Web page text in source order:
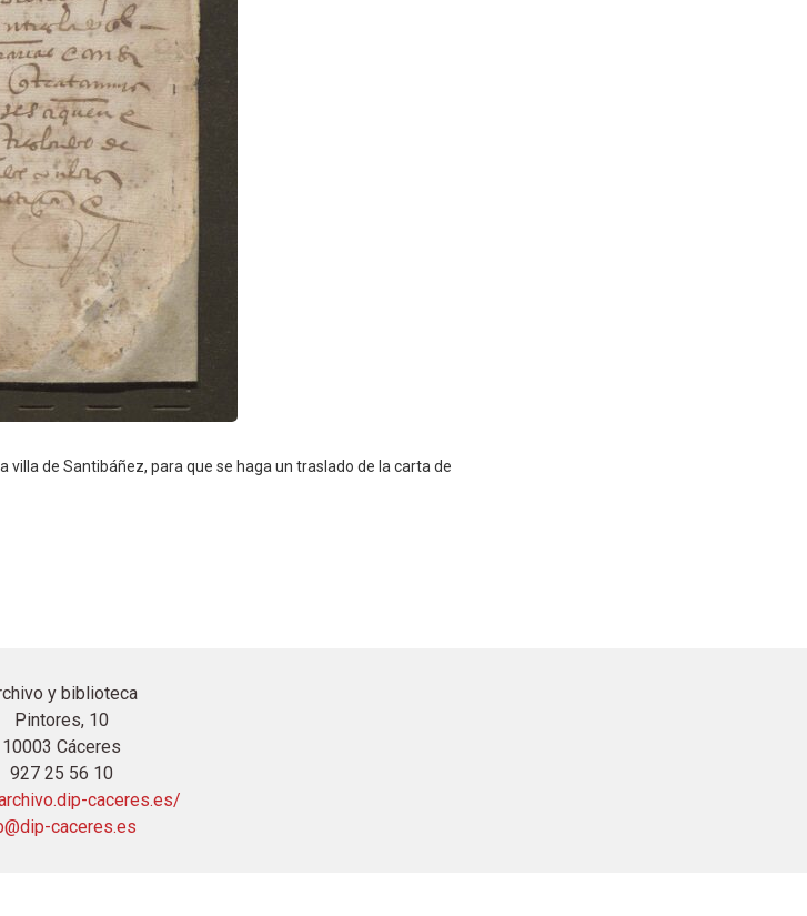
de Santibáñez, para que se haga un traslado de la carta de
y biblioteca
Pintores, 10
10003 Cáceres
927 25 56 10
caceres.es/
caceres.es